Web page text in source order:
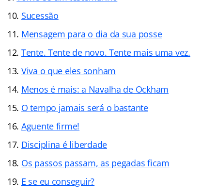
Sucessão
Mensagem para o dia da sua posse
Tente. Tente de novo. Tente mais uma vez.
Viva o que eles sonham
Menos é mais: a Navalha de Ockham
O tempo jamais será o bastante
Aguente firme!
Disciplina é liberdade
Os passos passam, as pegadas ficam
E se eu conseguir?